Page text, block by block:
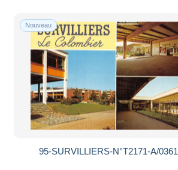
Nouveau
95-SURVILLIERS-N°T2171-A/0361